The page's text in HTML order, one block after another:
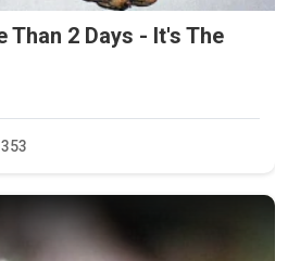
Than 2 Days - It's The
353